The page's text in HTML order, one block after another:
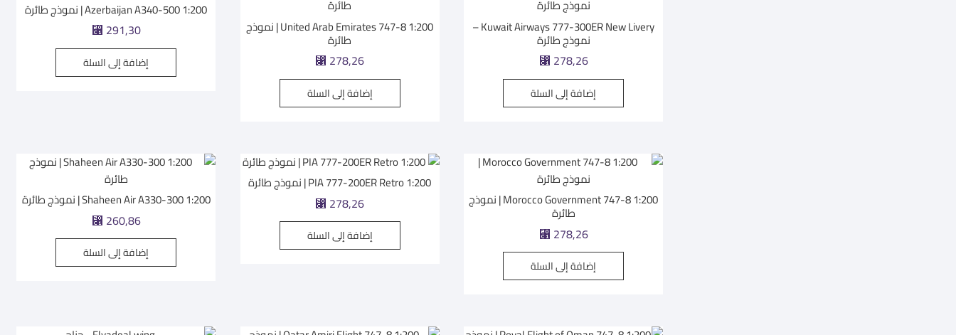
Kuwait Airways 777-300ER New Livery –
نموذج طائرة
⃁ 278,26
إضافة إلى السلة
United Arab Emirates 747-8 1:200 | نموذج
طائرة
⃁ 278,26
إضافة إلى السلة
Azerbaijan A340-500 1:200 | نموذج طائرة
⃁ 291,30
إضافة إلى السلة
Morocco Government 747-8 1:200 | نموذج
طائرة
⃁ 278,26
إضافة إلى السلة
PIA 777-200ER Retro 1:200 | نموذج طائرة
⃁ 278,26
إضافة إلى السلة
Shaheen Air A330-300 1:200 | نموذج طائرة
⃁ 260,86
إضافة إلى السلة